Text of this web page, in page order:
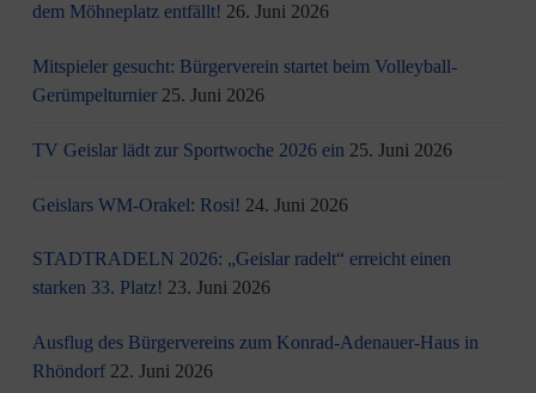
dem Möhneplatz entfällt! 26. Juni 2026
Mitspieler gesucht: Bürgerverein startet beim Volleyball-
Gerümpelturnier 25. Juni 2026
TV Geislar lädt zur Sportwoche 2026 ein 25. Juni 2026
Geislars WM-Orakel: Rosi! 24. Juni 2026
STADTRADELN 2026: „Geislar radelt“ erreicht einen
starken 33. Platz! 23. Juni 2026
Ausflug des Bürgervereins zum Konrad-Adenauer-Haus in
Rhöndorf 22. Juni 2026